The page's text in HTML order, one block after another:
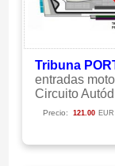
Tribuna
entradas
Circuito
Precio: 121.00 EUR